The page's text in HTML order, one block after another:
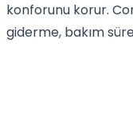
konforunu korur.
giderme, bakım